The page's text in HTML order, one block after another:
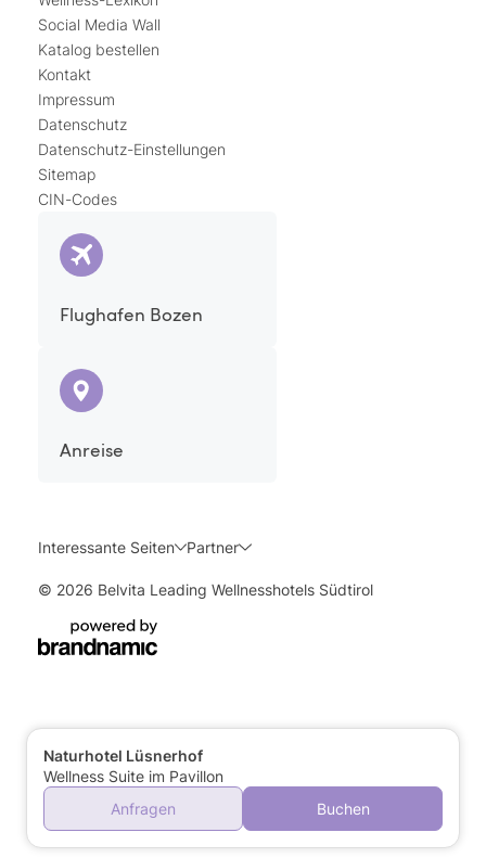
Naturhotel Lüsnerhof
Wellness Suite im Pavillon
Anfragen
Buchen
Social Media Wall
Katalog bestellen
Kontakt
Impressum
Datenschutz
Datenschutz-Einstellungen
Sitemap
CIN-Codes
Flughafen Bozen
Anreise
Interessante Seiten Partner
© 2026 Belvita Leading Wellnesshotels Südtirol